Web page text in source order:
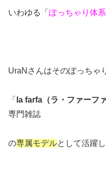
いわゆる「 ぽっちゃり体系
UraNさんはそのぽっちゃ
「 la farfa（ラ・ファーファ
専門雑誌
の専属モデルとして活躍